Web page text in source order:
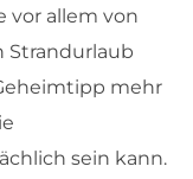
vor allem von
Strandurlaub
mehr
sein kann.